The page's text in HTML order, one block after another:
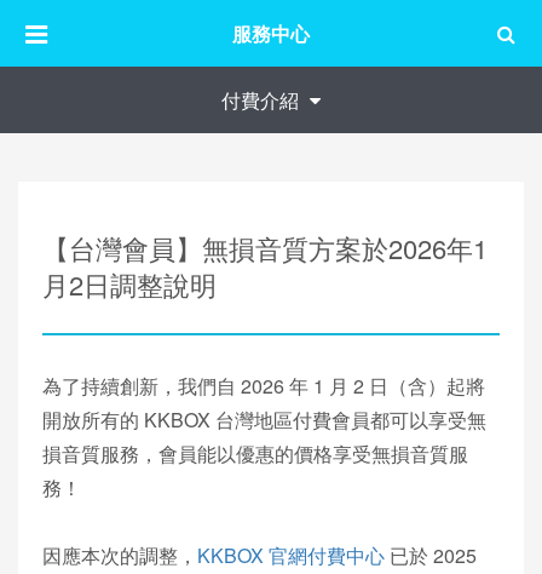
服務中心
付費介紹
【台灣會員】無損音質方案於2026年1
月2日調整說明
為了持續創新，我們自 2026 年 1 月 2 日（含）起將
開放所有的 KKBOX 台灣地區付費會員都可以享受無
損音質服務，會員能以優惠的價格享受無損音質服
務！
因應本次的調整， KKBOX 官網付費中心 已於 2025